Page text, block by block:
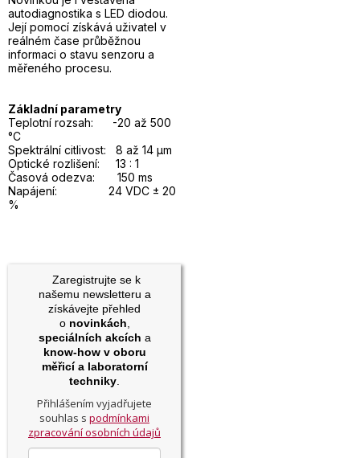
autodiagnostika s LED diodou.
Její pomocí získává uživatel v
reálném čase průběžnou
informaci o stavu senzoru a
měřeného procesu.
Základní parametry
Teplotní rozsah: -20 až 500
°C
Spektrální citlivost: 8 až 14 µm
Optické rozlišení: 13 : 1
Časová odezva: 150 ms
Napájení: 24 VDC ± 20
%
Zaregistrujte se k
našemu newsletteru a
získávejte přehled
o novinkách
speciálních akcích a
know-how v oboru
měřicí a laboratorní
techniky
Přihlášením vyjadřujete
souhlas s podmínkami
zpracování osobních údajů